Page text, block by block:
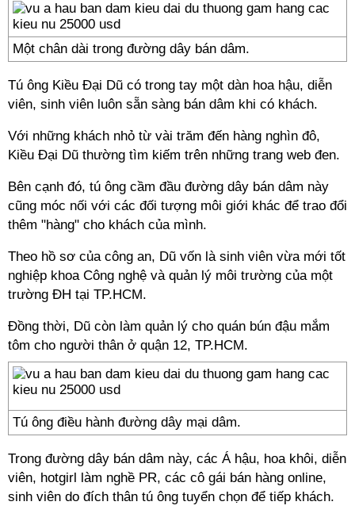
Một chân dài trong đường dây bán dâm.
Tú ông Kiều Đại Dũ có trong tay một dàn hoa hậu, diễn
viên, sinh viên luôn sẵn sàng bán dâm khi có khách.
Với những khách nhỏ từ vài trăm đến hàng nghìn đô,
Kiều Đại Dũ thường tìm kiếm trên những trang web đen.
Bên cạnh đó, tú ông cầm đầu đường dây bán dâm này
cũng móc nối với các đối tượng môi giới khác để trao đổi
thêm "hàng" cho khách của mình.
Theo hồ sơ của công an, Dũ vốn là sinh viên vừa mới tốt
nghiệp khoa Công nghệ và quản lý môi trường của một
trường ĐH tại TP.HCM.
Đồng thời, Dũ còn làm quản lý cho quán bún đậu mắm
tôm cho người thân ở quận 12, TP.HCM.
Tú ông điều hành đường dây mại dâm.
Trong đường dây bán dâm này, các Á hậu, hoa khôi, diễn
viên, hotgirl làm nghề PR, các cô gái bán hàng online,
sinh viên do đích thân tú ông tuyển chọn để tiếp khách.